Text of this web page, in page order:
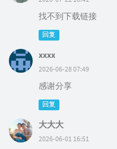
找不到下载链接
回复
xxxx
2026-06-28 07:49
感谢分享
回复
大大大
2026-06-01 16:51